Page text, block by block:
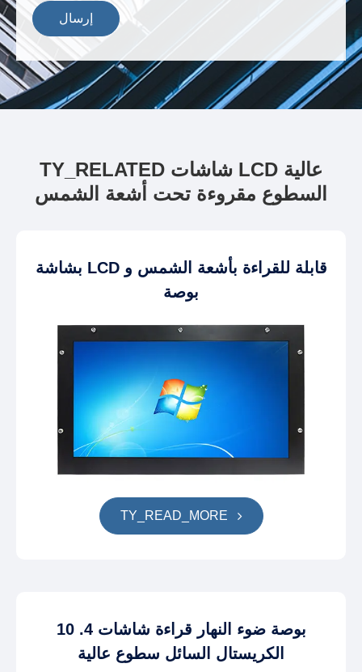
إرسال
TY_RELATED شاشات LCD عالية
السطوع مقروءة تحت أشعة الشمس
بشاشة LCD قابلة للقراءة بأشعة الشمس و
بوصة
TY_READ_MORE
10 .4 بوصة ضوء النهار قراءة شاشات
الكريستال السائل سطوع عالية